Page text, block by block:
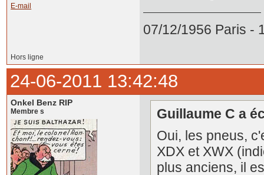
E-mail
07/12/1956 Paris -
Hors ligne
24-06-2011 13:42:48
Onkel Benz RIP
Membre s
Guillaume C a
Oui, les pneus,
XDX et XWX
plus anciens, il